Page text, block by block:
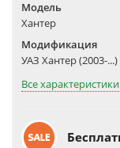
Модель
Хантер
Модификация
УАЗ Хантер (2003-...)
Все характеристики